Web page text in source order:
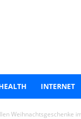
INTERNET
Weihnachtsgeschenke